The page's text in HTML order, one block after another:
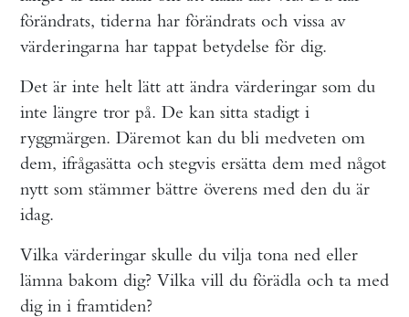
förändrats, tiderna har förändrats och vissa av
värderingarna har tappat betydelse för dig.
Det är inte helt lätt att ändra värderingar som du
inte längre tror på. De kan sitta stadigt i
ryggmärgen. Däremot kan du bli medveten om
dem, ifrågasätta och stegvis ersätta dem med något
nytt som stämmer bättre överens med den du är
idag.
Vilka värderingar skulle du vilja tona ned eller
lämna bakom dig? Vilka vill du förädla och ta med
dig in i framtiden?